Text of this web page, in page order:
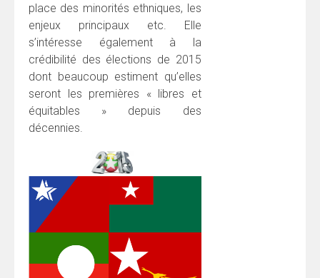
place des minorités ethniques, les
enjeux principaux etc. Elle
s’intéresse également à la
crédibilité des élections de 2015
dont beaucoup estiment qu’elles
seront les premières « libres et
équitables » depuis des
décennies.